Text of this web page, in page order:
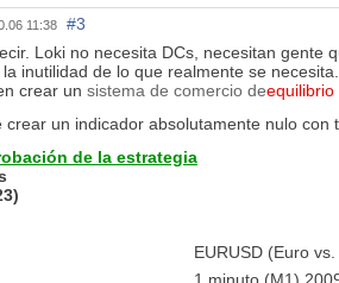
11:38
#3
Loki no necesita DCs, necesitan
inutilidad de lo que realmente se
crear un sistema de comercio deequilibrio
crear un indicador absolutamente nulo con
de la estrategia
EURUSD (Euro